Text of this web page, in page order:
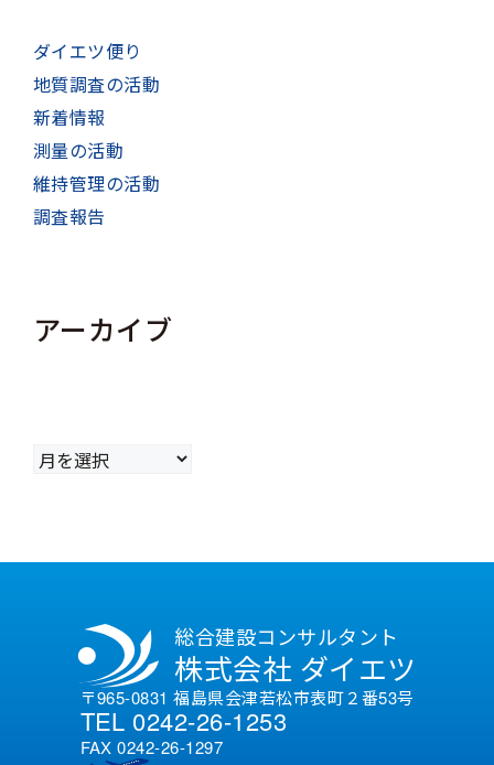
ダイエツ便り
地質調査の活動
新着情報
測量の活動
維持管理の活動
調査報告
アーカイブ
ア
ー
総合建設コンサルタント
株式会社 ダイエツ
〒965-0831 福島県会津若松市表町２番53号
TEL 0242-26-1253
FAX 0242-26-1297